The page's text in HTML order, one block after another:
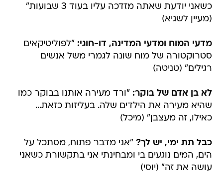
כשאני יודעת שאתה מזדכה עליו בעוד 3 שבועות"
(מעיין לשגיא)
מדעי המוח ומדעי המדינה, דו-חוגי: "לפוליטיקאים
סטרוקטורה של מוח שונה לגמרי משל אנשים
רגילים" (טניטה)
לא בן אדם של בוקר: "ורד מעירה אותנו בבוקר כמו
שהיא מעירה את הילדים שלה. בעליזות כזאת...
כאילו, זה מעצבן" (מיכל)
כבל תת ימי, יש לך? "אני מדבר פתוח, מסתכל על
הים, המים נוגעים בי ומבחינתי אני בתקשורת כשאני
עושה את זה" (יוסי)